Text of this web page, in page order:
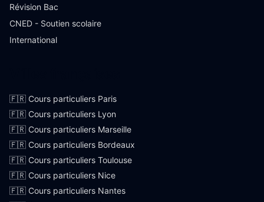
Révision Bac
CNED - Soutien scolaire
International
🇫🇷 Cours particuliers Paris
🇫🇷 Cours particuliers Lyon
🇫🇷 Cours particuliers Marseille
🇫🇷 Cours particuliers Bordeaux
🇫🇷 Cours particuliers Toulouse
🇫🇷 Cours particuliers Nice
🇫🇷 Cours particuliers Nantes